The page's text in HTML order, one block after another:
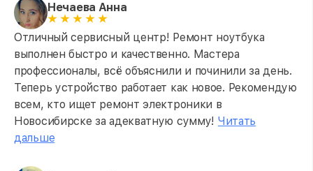
Нечаева Анна
Отличный сервисный центр! Ремонт ноутбука
выполнен быстро и качественно. Мастера
профессионалы, всё объяснили и починили за день.
Теперь устройство работает как новое. Рекомендую
всем, кто ищет ремонт электроники в
Новосибирске за адекватную сумму! Читать
дальше